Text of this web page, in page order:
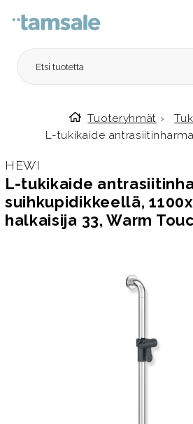
Etusivulle
Tuoteryhmät ›
L-tukikaide
HEWI
L-tukikaide
suihkupidikkeellä,
halkaisija 33, Warm